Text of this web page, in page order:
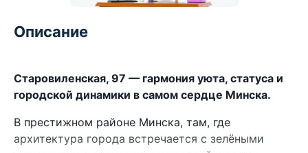
Описание
Старовиленская, 97 — гармония уюта, статуса и
городской динамики в самом сердце Минска.
В престижном районе Минска, там, где
архитектура города встречается с зелёными